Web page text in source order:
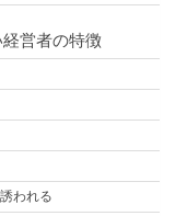
営者の特徴
われる